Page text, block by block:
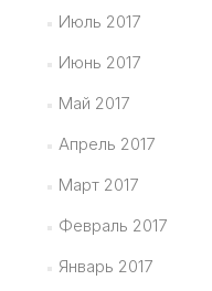
Июль 2017
Июнь 2017
Май 2017
Апрель 2017
Март 2017
Февраль 2017
Январь 2017